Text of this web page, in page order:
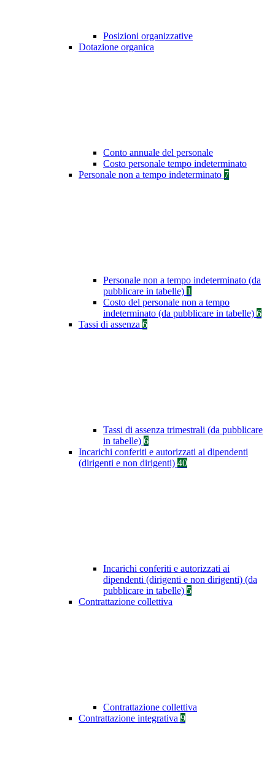
Posizioni organizzative
Dotazione organica
Conto annuale del personale
Costo personale tempo indeterminato
Personale non a tempo indeterminato 7
Personale non a tempo indeterminato (da
pubblicare in tabelle) 1
Costo del personale non a tempo
indeterminato (da pubblicare in tabelle) 6
Tassi di assenza 6
Tassi di assenza trimestrali (da pubblicare
in tabelle) 6
Incarichi conferiti e autorizzati ai dipendenti
(dirigenti e non dirigenti) 40
Incarichi conferiti e autorizzati ai
dipendenti (dirigenti e non dirigenti) (da
pubblicare in tabelle) 5
Contrattazione collettiva
Contrattazione collettiva
Contrattazione integrativa 9